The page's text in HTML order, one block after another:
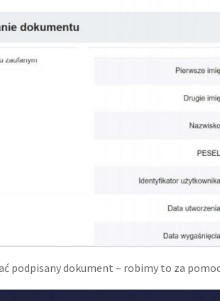
podpisany dokument – robimy to za